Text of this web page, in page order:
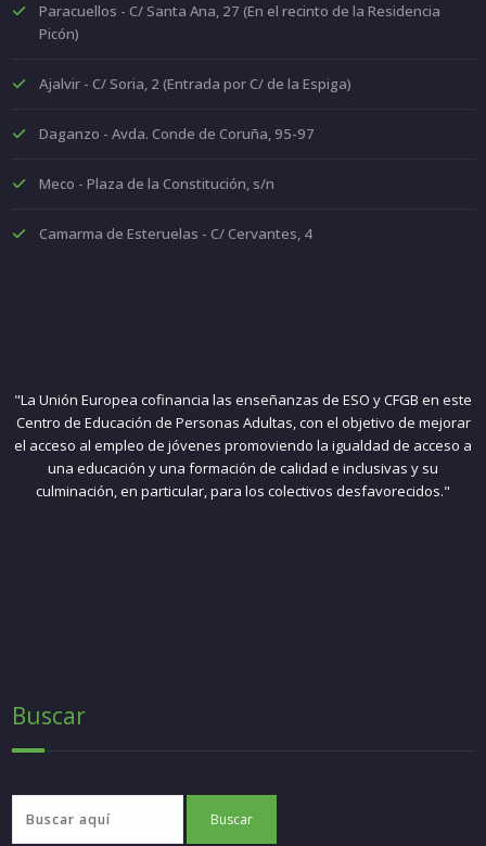
Paracuellos - C/ Santa Ana, 27 (En el recinto de la Residencia
Picón)
Ajalvir - C/ Soria, 2 (Entrada por C/ de la Espiga)
Daganzo - Avda. Conde de Coruña, 95-97
Meco - Plaza de la Constitución, s/n
Camarma de Esteruelas - C/ Cervantes, 4
"La Unión Europea cofinancia las enseñanzas de ESO y CFGB en este
Centro de Educación de Personas Adultas, con el objetivo de mejorar
el acceso al empleo de jóvenes promoviendo la igualdad de acceso a
una educación y una formación de calidad e inclusivas y su
culminación, en particular, para los colectivos desfavorecidos."
Buscar